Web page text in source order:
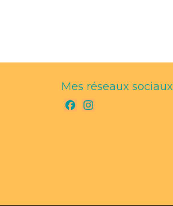
Mes réseaux sociaux
Facebook